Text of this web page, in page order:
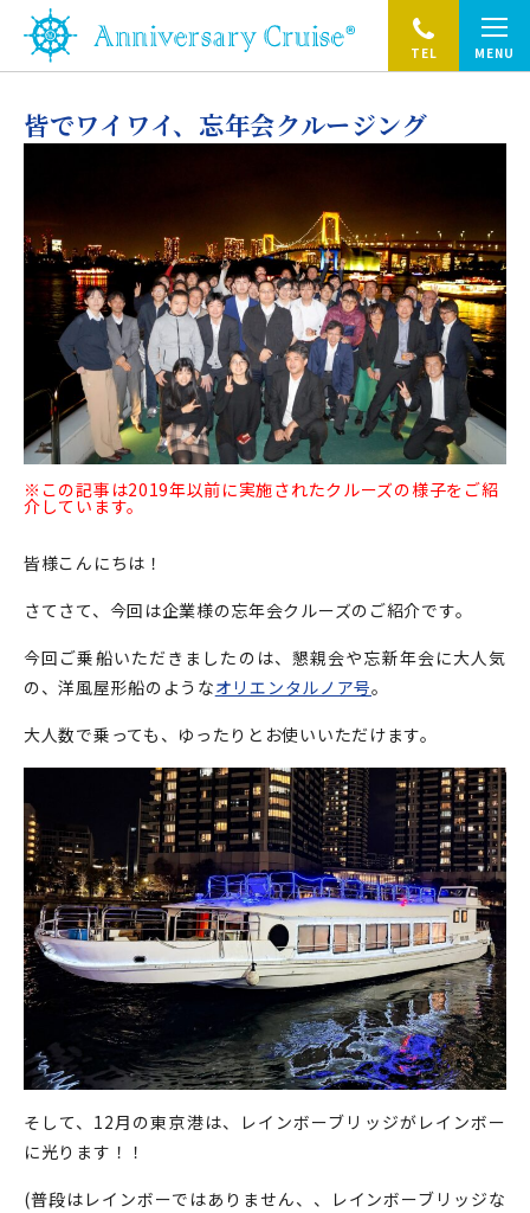
TEL MENU
皆でワイワイ、忘年会クルージング
※この記事は2019年以前に実施されたクルーズの様子をご紹
介しています。
皆様こんにちは！
さてさて、今回は企業様の忘年会クルーズのご紹介です。
今回ご乗船いただきましたのは、懇親会や忘新年会に大人気
の、洋風屋形船のようなオリエンタルノア号。
大人数で乗っても、ゆったりとお使いいただけます。
そして、12月の東京港は、レインボーブリッジがレインボー
に光ります！！
(普段はレインボーではありません、、レインボーブリッジな